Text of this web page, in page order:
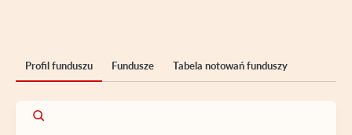
Profil funduszu Fundusze Tabela notowań funduszy